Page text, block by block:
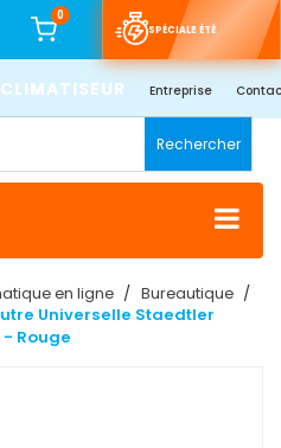
0
SPÉCIALE ÉTÉ
CLIMATISEUR Entreprise
Rechercher
en ligne
Bureautique
Universelle Staedtler
- Rouge